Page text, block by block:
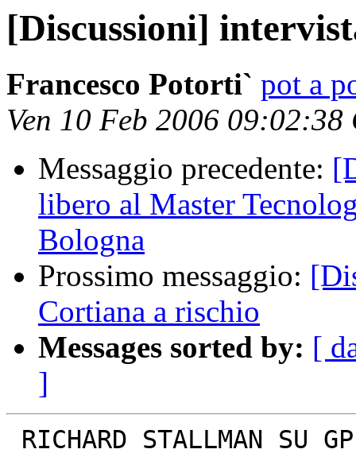
[Discussioni]
Francesco Potorti` pot a
Ven 10 Feb 2006 09:02:38
Messaggio precedente:
libero al Master
Bologna
Prossimo messaggio:
Cortiana a rischio
Messages sorted by: [
]